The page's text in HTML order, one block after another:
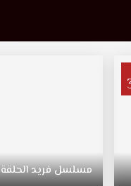
مسلسلفريدالحلقة